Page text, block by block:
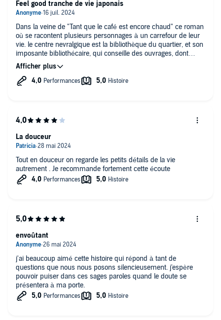
Dans la veine de "Tant que le café est encore chaud" ce roman
où se racontent plusieurs personnages à un carrefour de leur
vie. le centre nevralgique est la bibliothèque du quartier, et son
imposante bibliothécaire, qui conseille des ouvrages, dont
toujours n ayant rien à voir avec la demande initiale mais
servant de révelateur à son destinataire. un beau feel good
avec de la douce philosophie de vie. les personnages sont
Feel good tranche de vie japonais
Tout en douceur on regarde les petits détails de la vie
autrement . Je recommande fortement cette écoute
La douceur
j'ai beaucoup aimé cette histoire qui répond à tant de
questions que nous nous posons silencieusement. j'espère
pouvoir puiser dans ces sages paroles quand le doute se
présentera à ma porte.
envoûtant